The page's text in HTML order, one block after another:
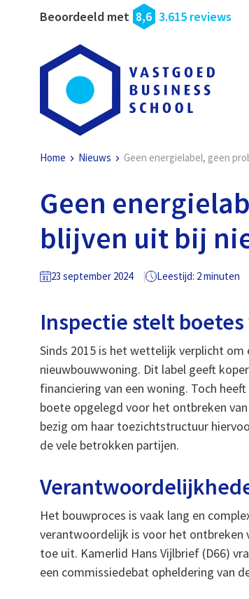
Beoordeeld met 8,6 3.615 reviews
Home Nieuws Geen energielabel, geen
Geen
blijven uit bij
23 september 2024 Leestijd: 2 minuten
Inspectie stelt
Sinds 2015 is het wettelijk verplicht om
nieuwbouwwoning. Dit label geeft
financiering van een woning. Toch
boete opgelegd voor het ontbreken
bezig om haar toezichtstructuur
de vele betrokken partijen.
Het bouwproces is vaak lang en
verantwoordelijk is voor het ontbreken
toe uit. Kamerlid Hans Vijlbrief (D66)
een commissiedebat opheldering van